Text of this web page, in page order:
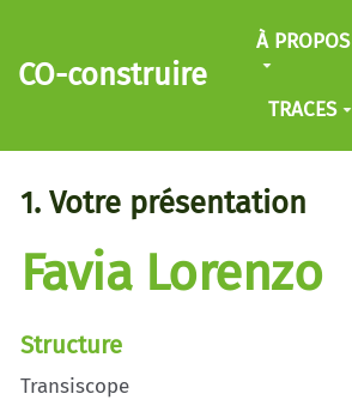
Aller au contenu principal
CO-construire
À PROPOS
TRACES
1. Votre présentation
Favia Lorenzo
Structure
Transiscope